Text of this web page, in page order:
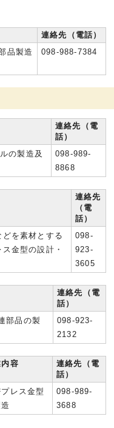
連絡先（電話）
品製造 098-988-7384
連絡先（電
話）
の製造及
098-989-
8868
連絡先
（電
話）
を素材とする
金型の設計・
098-
923-
3605
連絡先（電
話）
部品の製
098-923-
2132
容
連絡先（電
話）
レス金型
098-989-
3688